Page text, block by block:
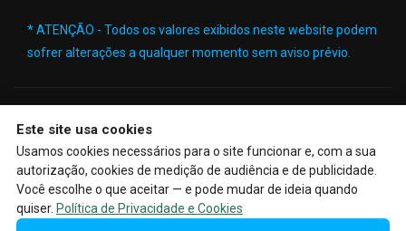
* ATENÇÃO - Todos os valores exibidos neste website podem
sofrer alterações a qualquer momento sem aviso prévio.
🔒| Copyright © 2026 - Website gerado por
de Gestão Imobiliária|Política de Privacidade e Cookies|
Preferências de cookies |Meus dados
Este site usa cookies
Usamos cookies necessários para o site funcionar e, com a sua
autorização, cookies de medição de audiência e de publicidade.
Você escolhe o que aceitar — e pode mudar de ideia quando
quiser. Política de Privacidade e Cookies